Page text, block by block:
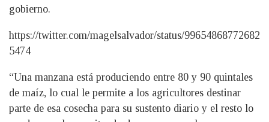
gobierno.
https://twitter.com/magelsalvador/status/99654868772682
5474
“Una manzana está produciendo entre 80 y 90 quintales
de maíz, lo cual le permite a los agricultores destinar
parte de esa cosecha para su sustento diario y el resto lo